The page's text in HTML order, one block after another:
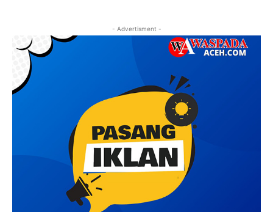
- Advertisment -